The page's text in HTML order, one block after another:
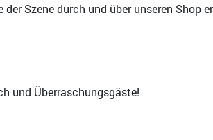
Szene durch und über unseren Shop
und Überraschungsgäste!